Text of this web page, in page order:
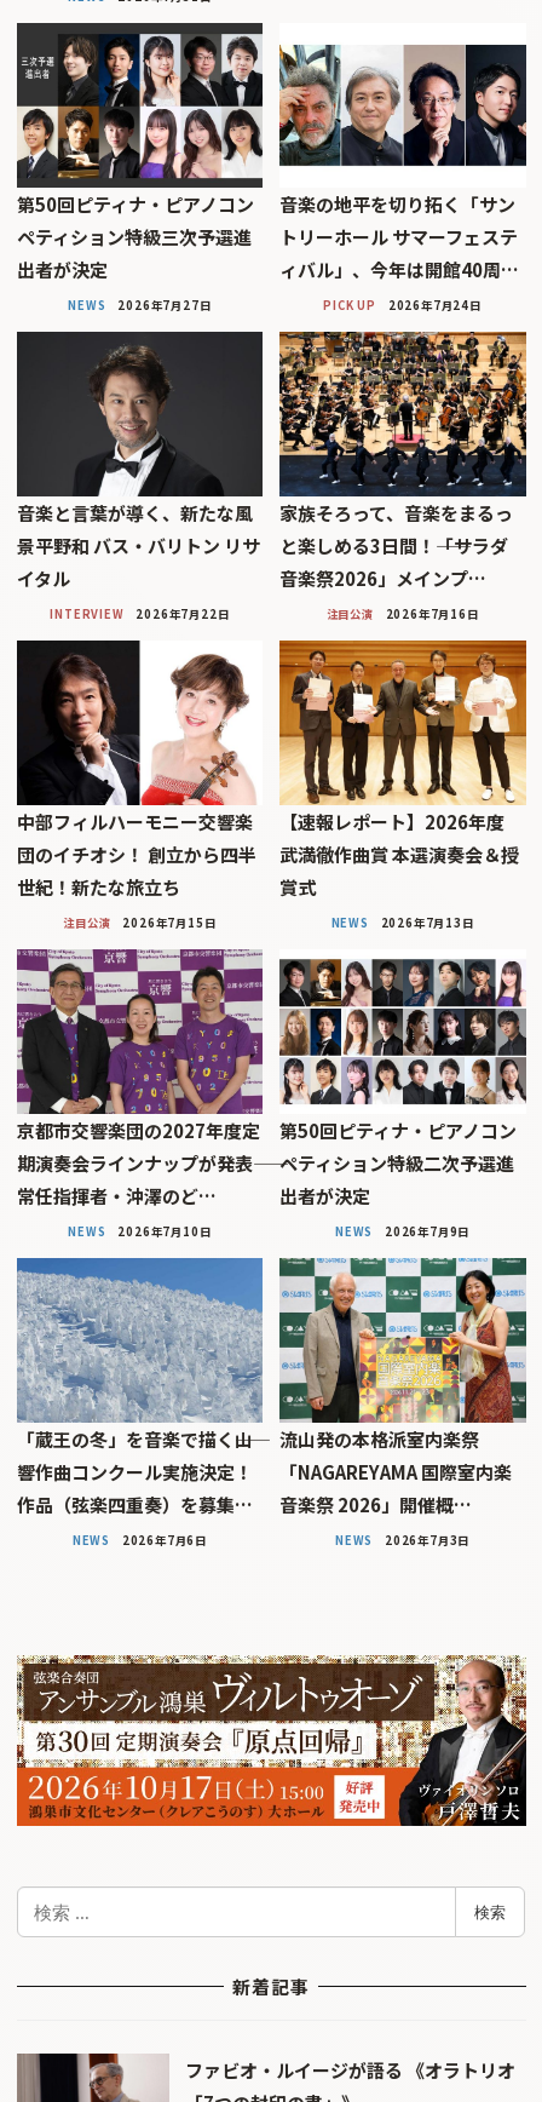
第50回ピティナ・ピアノコン
ペティション特級三次予選進
出者が決定
NEWS 2026年7月27日
音楽の地平を切り拓く「サン
トリーホール サマーフェステ
ィバル」、今年は開館40周…
PICK UP 2026年7月24日
音楽と言葉が導く、新たな風
景平野和 バス・バリトン リサ
イタル
INTERVIEW 2026年7月22日
家族そろって、音楽をまるっ
と楽しめる3日間！――「サラダ
音楽祭2026」メインプ…
注目公演 2026年7月16日
中部フィルハーモニー交響楽
団のイチオシ！ 創立から四半
世紀！新たな旅立ち
注目公演 2026年7月15日
【速報レポート】2026年度
武満徹作曲賞 本選演奏会＆授
賞式
NEWS 2026年7月13日
京都市交響楽団の2027年度定
期演奏会ラインナップが発表――
常任指揮者・沖澤のど…
NEWS 2026年7月10日
第50回ピティナ・ピアノコン
ペティション特級二次予選進
出者が決定
NEWS 2026年7月9日
「蔵王の冬」を音楽で描く――山
響作曲コンクール実施決定！
作品（弦楽四重奏）を募集…
NEWS 2026年7月6日
流山発の本格派室内楽祭
「NAGAREYAMA 国際室内楽
音楽祭 2026」開催概…
NEWS 2026年7月3日
検
検索
新着記事
ファビオ・ルイージが語る 《オラトリオ